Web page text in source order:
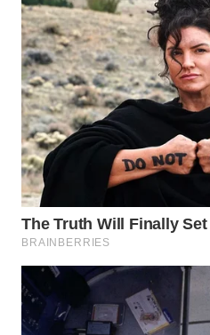
SUMEDANG
WN
CIANJUR
WN
KEPULAUAN
WN
TANGERANG
WN
BINJAI